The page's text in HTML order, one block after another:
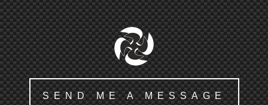
SEND ME A MESSAGE